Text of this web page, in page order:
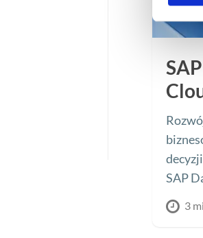
SAP
3